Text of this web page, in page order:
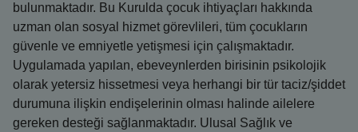
bulunmaktadır. Bu Kurulda çocuk ihtiyaçları hakkında
uzman olan sosyal hizmet görevlileri, tüm çocukların
güvenle ve emniyetle yetişmesi için çalışmaktadır.
Uygulamada yapılan, ebeveynlerden birisinin psikolojik
olarak yetersiz hissetmesi veya herhangi bir tür taciz/şiddet
durumuna ilişkin endişelerinin olması halinde ailelere
gereken desteği sağlanmaktadır. Ulusal Sağlık ve